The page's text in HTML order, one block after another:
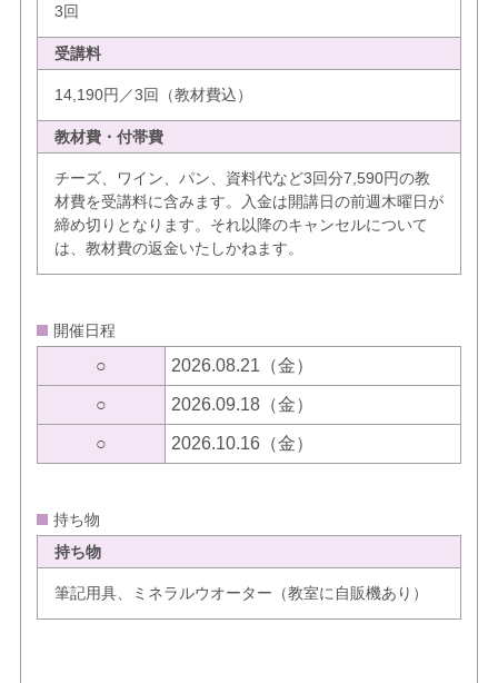
3回
受講料
14,190円／3回（教材費込）
教材費・付帯費
チーズ、ワイン、パン、資料代など3回分7,590円の教
材費を受講料に含みます。入金は開講日の前週木曜日が
締め切りとなります。それ以降のキャンセルについて
は、教材費の返金いたしかねます。
開催日程
○ 2026.08.21（金）
○ 2026.09.18（金）
○ 2026.10.16（金）
持ち物
持ち物
筆記用具、ミネラルウオーター（教室に自販機あり）